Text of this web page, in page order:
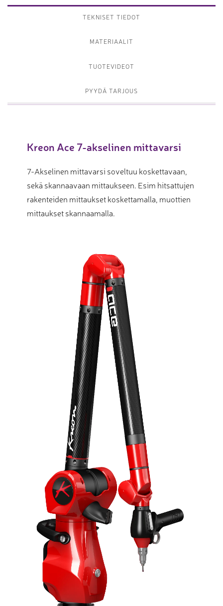
TEKNISET TIEDOT
MATERIAALIT
TUOTEVIDEOT
PYYDÄ TARJOUS
Kreon Ace 7-akselinen mittavarsi
7-Akselinen mittavarsi soveltuu koskettavaan,
sekä skannaavaan mittaukseen. Esim hitsattujen
rakenteiden mittaukset koskettamalla, muottien
mittaukset skannaamalla.